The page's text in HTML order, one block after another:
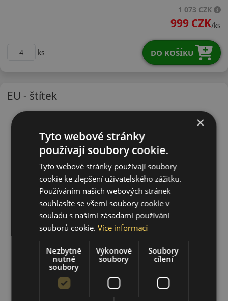
1 073 CZK
999 CZK/ks
ks DO KOŠÍKU
EU - štítek
×
Tyto webové stránky
používají soubory cookie.
Tyto webové stránky používají soubory
cookie ke zlepšení uživatelského zážitku.
Používáním našich webových stránek
souhlasíte se všemi soubory cookie v
souladu s našimi zásadami používání
souborů cookie.Více informací
Nezbytně
nutné
soubory
Výkonové
soubory
Soubory
cílení